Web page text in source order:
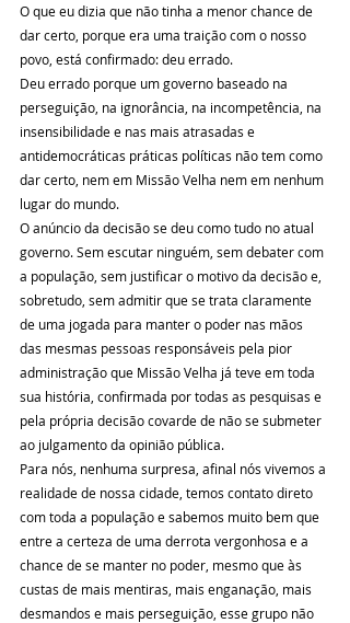
O que eu dizia que não tinha a menor chance de
dar certo, porque era uma traição com o nosso
povo, está confirmado: deu errado.
Deu errado porque um governo baseado na
perseguição, na ignorância, na incompetência, na
insensibilidade e nas mais atrasadas e
antidemocráticas práticas políticas não tem como
dar certo, nem em Missão Velha nem em nenhum
lugar do mundo.
O anúncio da decisão se deu como tudo no atual
governo. Sem escutar ninguém, sem debater com
a população, sem justificar o motivo da decisão e,
sobretudo, sem admitir que se trata claramente
de uma jogada para manter o poder nas mãos
das mesmas pessoas responsáveis pela pior
administração que Missão Velha já teve em toda
sua história, confirmada por todas as pesquisas e
pela própria decisão covarde de não se submeter
ao julgamento da opinião pública.
Para nós, nenhuma surpresa, afinal nós vivemos a
realidade de nossa cidade, temos contato direto
com toda a população e sabemos muito bem que
entre a certeza de uma derrota vergonhosa e a
chance de se manter no poder, mesmo que às
custas de mais mentiras, mais enganação, mais
desmandos e mais perseguição, esse grupo não